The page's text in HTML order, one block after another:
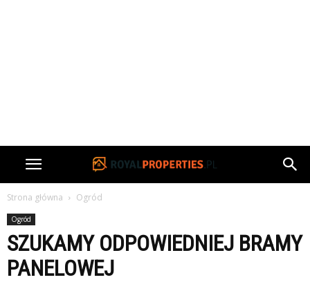
Strona główna Ogród
Ogród
SZUKAMY ODPOWIEDNIEJ BRAMY
PANELOWEJ